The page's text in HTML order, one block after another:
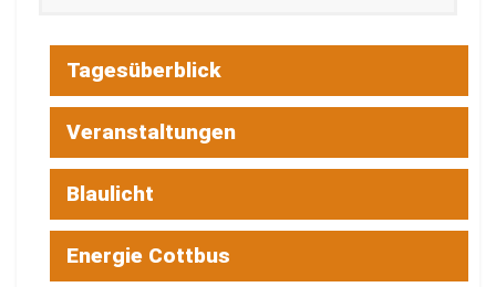
Tagesüberblick
Veranstaltungen
Blaulicht
Energie Cottbus